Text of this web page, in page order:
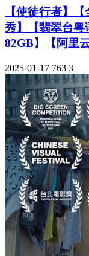
【使徒行者】
秀】【翡翠台粤
82GB】【阿里云
2025-01-17 763 3